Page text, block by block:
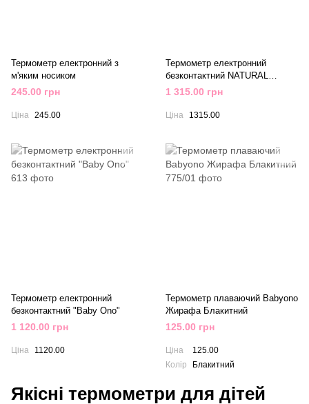
Термометр електронний з
м'яким носиком
245.00 грн
Ціна 245.00
Термометр електронний
безконтактний NATURAL
NURSING "Baby Ono"
1 315.00 грн
Ціна 1315.00
Термометр електронний
безконтактний "Baby Ono"
1 120.00 грн
Ціна 1120.00
Термометр плаваючий Babyono
Жирафа Блакитний
125.00 грн
Ціна
125.00
Колір
Блакитний
Якісні термометри для дітей